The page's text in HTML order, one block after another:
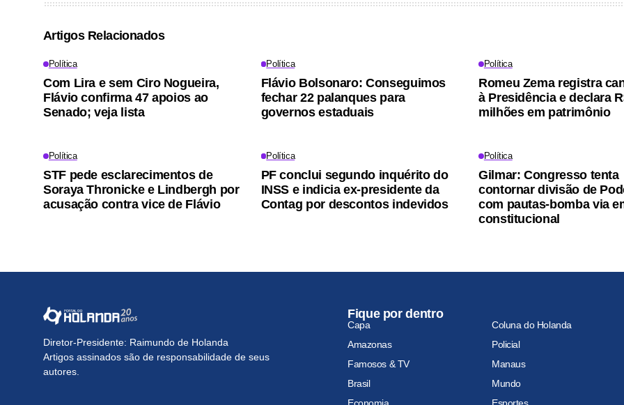
Artigos Relacionados
Política
Com Lira e sem Ciro Nogueira,
Flávio confirma 47 apoios ao
Senado; veja lista
Política
Flávio Bolsonaro: Conseguimos
fechar 22 palanques para
governos estaduais
Política
Romeu Zema registra
à Presidência e declara
milhões em patrimônio
Política
STF pede esclarecimentos de
Soraya Thronicke e Lindbergh por
acusação contra vice de Flávio
Política
PF conclui segundo inquérito do
INSS e indicia ex-presidente da
Contag por descontos indevidos
Política
Gilmar: Congresso tenta
contornar divisão de
com pautas-bomba via
constitucional
Diretor-Presidente: Raimundo de Holanda
Artigos assinados são de responsabilidade de seus
autores.
Fique por dentro
Capa
Coluna do Holanda
Amazonas
Policial
Famosos & TV
Manaus
Brasil
Mundo